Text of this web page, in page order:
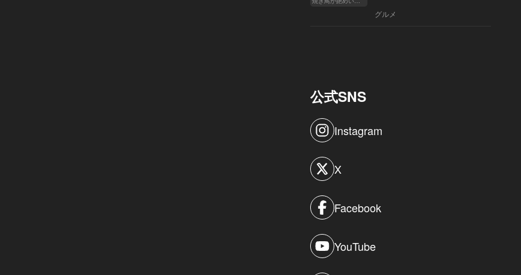
グルメ
公式SNS
Instagram
X
Facebook
YouTube